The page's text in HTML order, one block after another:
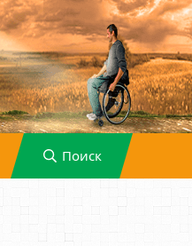
Поиск